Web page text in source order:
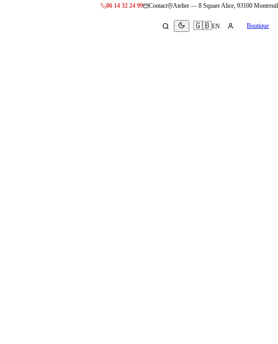
06 14 32 24 99 Contact Atelier — 8 Square Alice, 93100 Montreuil
🇬🇧EN Boutique